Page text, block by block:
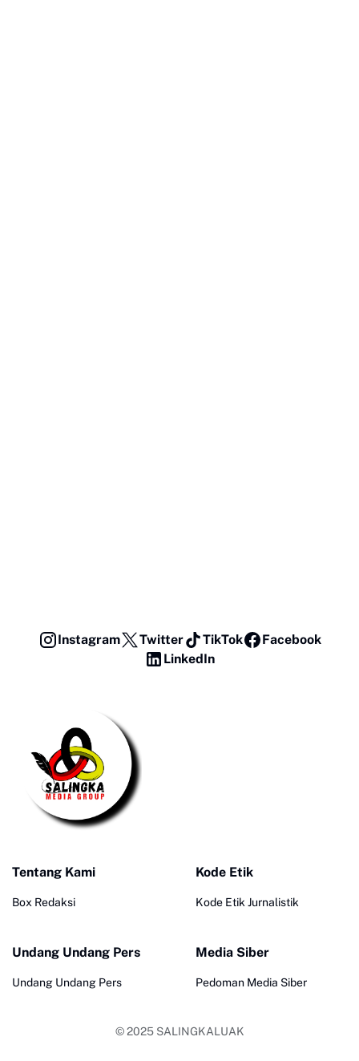
Instagram Twitter TikTok
Facebook
LinkedIn
Tentang Kami
Box Redaksi
Kode Etik
Kode Etik Jurnalistik
Undang Undang Pers
Undang Undang Pers
Media Siber
Pedoman Media Siber
© 2025 SALINGKALUAK